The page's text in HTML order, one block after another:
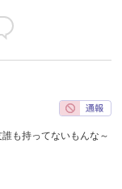
も持ってないもんな～